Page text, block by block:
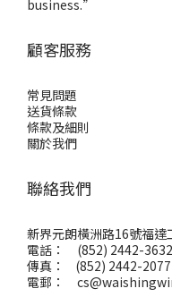
business.”
顧客服務
常見問題
送貨條款
條款及細則
關於我們
聯絡我們
新界元朗橫洲路16號福達
電話： (852) 2442-3632
傳真： (852) 2442-2077
電郵：